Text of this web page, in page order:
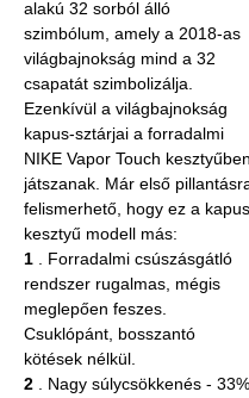
alakú 32 sorból álló
szimbólum, amely a 2018-as
világbajnokság mind a 32
csapatát szimbolizálja.
Ezenkívül a világbajnokság
kapus-sztárjai a forradalmi
NIKE Vapor Touch kesztyűben
játszanak. Már első
felismerhető, hogy ez a kapus
kesztyű modell más:
1
. Forradalmi csúszásgátló
rendszer rugalmas, mégis
meglepően feszes.
Csuklópánt, bosszantó
kötések nélkül.
2
. Nagy súlycsökkenés - 33%